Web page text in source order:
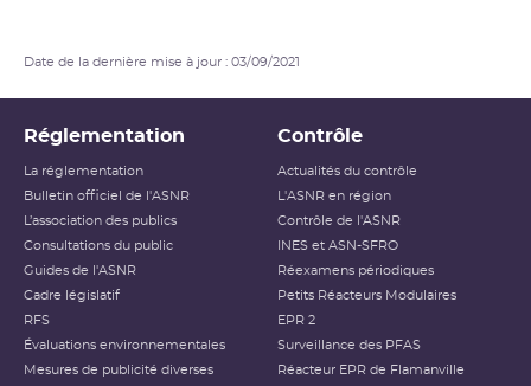
Date de la dernière mise à jour : 03/09/2021
Réglementation
La réglementation
Bulletin officiel de l'ASNR
L’association des publics
Consultations du public
Guides de l'ASNR
Cadre législatif
RFS
Évaluations environnementales
Mesures de publicité diverses
Contrôle
Actualités du contrôle
L'ASNR en région
Contrôle de l'ASNR
INES et ASN-SFRO
Réexamens périodiques
Petits Réacteurs Modulaires
EPR 2
Surveillance des PFAS
Réacteur EPR de Flamanville